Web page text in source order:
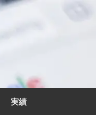
実績